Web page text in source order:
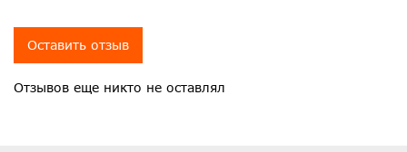
Отзывов еще никто не оставлял
Оставить отзыв